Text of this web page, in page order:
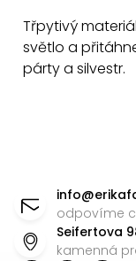
Třpytivý
světlo a
párty a silvestr.
info@
odpovíme
Seifertova
kamenná